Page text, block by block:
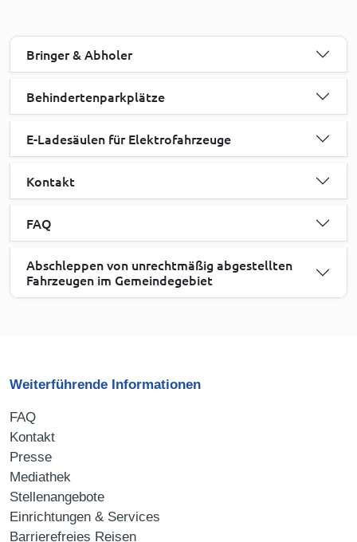
Bringer & Abholer
Behindertenparkplätze
E-Ladesäulen für Elektrofahrzeuge
Kontakt
FAQ
Abschleppen von unrechtmäßig abgestellten
Fahrzeugen im Gemeindegebiet
Weiterführende Informationen
FAQ
Kontakt
Presse
Mediathek
Stellenangebote
Einrichtungen & Services
Barrierefreies Reisen